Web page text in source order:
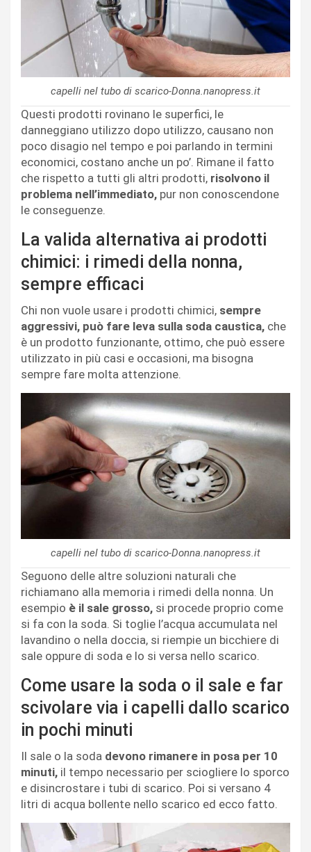
capelli nel tubo di scarico-Donna.nanopress.it
Questi prodotti rovinano le superfici, le
danneggiano utilizzo dopo utilizzo, causano non
poco disagio nel tempo e poi parlando in termini
economici, costano anche un po’. Rimane il fatto
che rispetto a tutti gli altri prodotti, risolvono il
problema nell’immediato, pur non conoscendone
le conseguenze.
La valida alternativa ai prodotti
chimici: i rimedi della nonna,
sempre efficaci
Chi non vuole usare i prodotti chimici, sempre
aggressivi, può fare leva sulla soda caustica, che
è un prodotto funzionante, ottimo, che può essere
utilizzato in più casi e occasioni, ma bisogna
sempre fare molta attenzione.
capelli nel tubo di scarico-Donna.nanopress.it
Seguono delle altre soluzioni naturali che
richiamano alla memoria i rimedi della nonna. Un
esempio è il sale grosso, si procede proprio come
si fa con la soda. Si toglie l’acqua accumulata nel
lavandino o nella doccia, si riempie un bicchiere di
sale oppure di soda e lo si versa nello scarico.
Come usare la soda o il sale e far
scivolare via i capelli dallo scarico
in pochi minuti
Il sale o la soda devono rimanere in posa per 10
minuti, il tempo necessario per sciogliere lo sporco
e disincrostare i tubi di scarico. Poi si versano 4
litri di acqua bollente nello scarico ed ecco fatto.